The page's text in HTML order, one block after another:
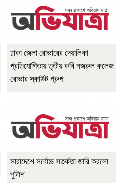
ঢাকা জেলা রোভারের দেয়ালিকা
প্রতিযোগিতায় তৃতীয় কবি নজরুল কলেজ
রোভার স্কাউট গ্রুপ
সারাদেশে সর্বোচ্চ সতর্কতা জারি করলো
পুলিশ